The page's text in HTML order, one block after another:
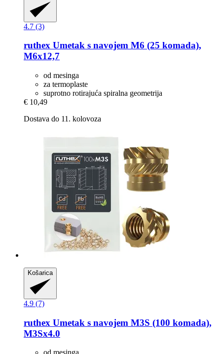
4.7 (3)
ruthex Umetak s navojem M6 (25 komada),
M6x12,7
od mesinga
za termoplaste
suprotno rotirajuća spiralna geometrija
€ 10,49
Dostava do 11. kolovoza
Košarica
4.9 (7)
ruthex Umetak s navojem M3S (100 komada),
M3Sx4.0